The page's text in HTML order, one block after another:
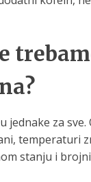
jednake za sve.
temperaturi
stanju i